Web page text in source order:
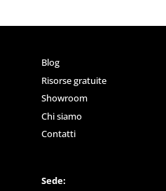
Blog
Risorse gratuite
Showroom
Chi siamo
Contatti
Sede: